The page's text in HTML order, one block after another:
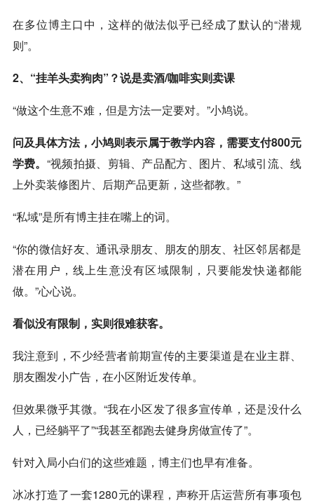
在多位博主口中，这样的做法似乎已经成了默认的“潜规
则”。
2、“挂羊头卖狗肉”？说是卖酒/咖啡实则卖课
“做这个生意不难，但是方法一定要对。”小鸠说。
问及具体方法，小鸠则表示属于教学内容，需要支付800元
学费。 “视频拍摄、剪辑、产品配方、图片、私域引流、线
上外卖装修图片、后期产品更新，这些都教。”
“私域”是所有博主挂在嘴上的词。
“你的微信好友、通讯录朋友、朋友的朋友、社区邻居都是
潜在用户，线上生意没有区域限制，只要能发快递都能
做。”心心说。
看似没有限制，实则很难获客。
我注意到，不少经营者前期宣传的主要渠道是在业主群、
朋友圈发小广告，在小区附近发传单。
但效果微乎其微。“我在小区发了很多宣传单，还是没什么
人，已经躺平了”“我甚至都跑去健身房做宣传了”。
针对入局小白们的这些难题，博主们也早有准备。
冰冰打造了一套1280元的课程，声称开店运营所有事项包